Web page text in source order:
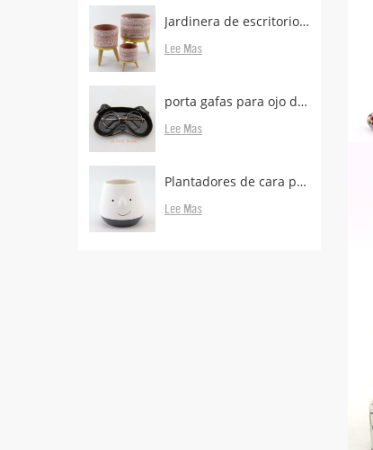
Jardinera de escritorio de hormigón con patas boscosas en venta
Lee Mas
porta gafas para ojo de animal para escritorio
Lee Mas
Plantadores de cara proveedores y fabricantes.
Lee Mas